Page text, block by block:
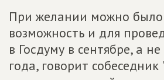
При желании можно
возможность и для
в Госдуму в сентябре, а
года, говорит